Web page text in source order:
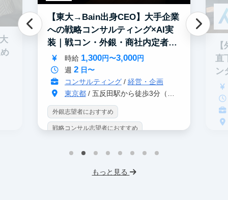
【東大→Bain出身CEO】大手企業
への戦略コンサルティング×AI実
装｜戦コン・外銀・商社内定者多
数
時給 1,300円〜3,000円
週 2日〜
コンサルティング/ 経営・企画
東京都/ 五反田駅から徒歩3分（大崎駅から徒歩8分）
外銀志望者におすすめ
戦略コンサル志望者におすすめ
データサイエンス
直
ン
もっと見る